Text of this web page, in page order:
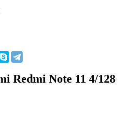
Redmi Note 11 4/128